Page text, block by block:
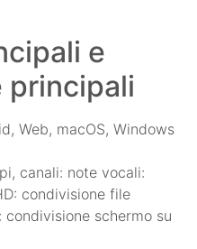
e
Web, macOS, Windows
canali: note vocali:
condivisione file
schermo su